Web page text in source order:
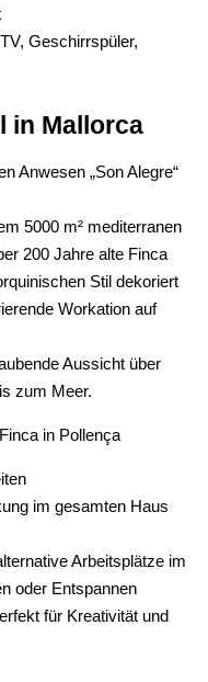
Geschirrspüler,
in Mallorca
Anwesen „Son Alegre“
5000 m² mediterranen
200 Jahre alte Finca
Stil dekoriert
Workation auf
Aussicht über
zum Meer.
in Pollença
im gesamten Haus
Arbeitsplätze im
oder Entspannen
für Kreativität und